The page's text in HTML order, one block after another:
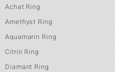
Achat Ring
Amethyst Ring
Aquamarin Ring
Citrin Ring
Diamant Ring